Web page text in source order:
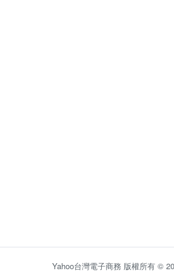
Yahoo台灣電子商務 版權所有 ©